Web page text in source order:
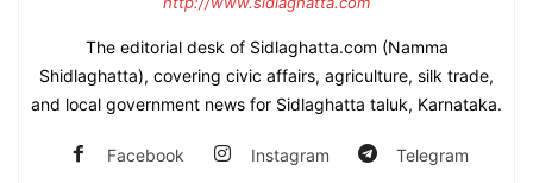
The editorial desk of Sidlaghatta.com (Namma
Shidlaghatta), covering civic affairs, agriculture, silk trade,
and local government news for Sidlaghatta taluk, Karnataka.
Facebook Instagram Telegram